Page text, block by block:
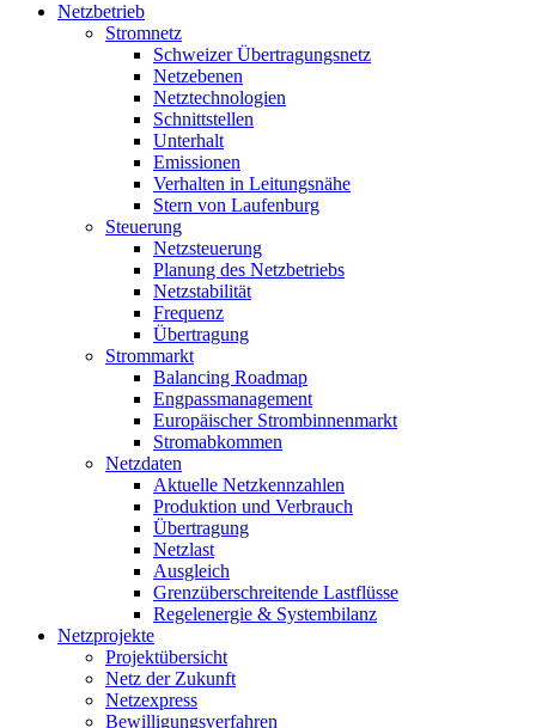
Netzbetrieb
Stromnetz
Schweizer Übertragungsnetz
Netzebenen
Netztechnologien
Schnittstellen
Unterhalt
Emissionen
Verhalten in Leitungsnähe
Stern von Laufenburg
Steuerung
Netzsteuerung
Planung des Netzbetriebs
Netzstabilität
Frequenz
Übertragung
Strommarkt
Balancing Roadmap
Engpassmanagement
Europäischer Strombinnenmarkt
Stromabkommen
Netzdaten
Aktuelle Netzkennzahlen
Produktion und Verbrauch
Übertragung
Netzlast
Ausgleich
Grenzüberschreitende Lastflüsse
Regelenergie & Systembilanz
Netzprojekte
Projektübersicht
Netz der Zukunft
Netzexpress
Bewilligungsverfahren